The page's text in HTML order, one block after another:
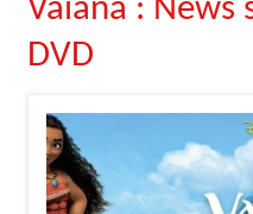
Vaiana : News
DVD